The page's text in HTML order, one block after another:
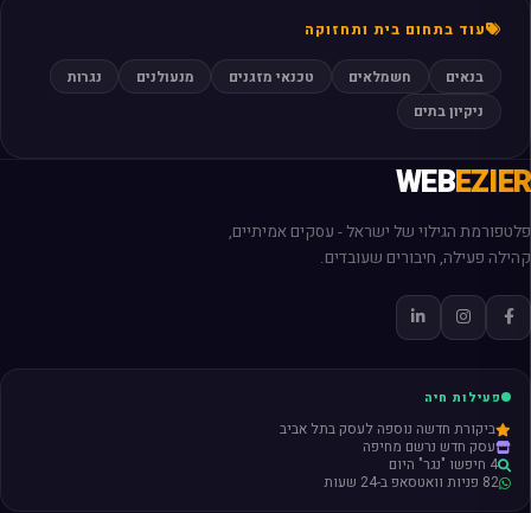
עוד בתחום בית ותחזוקה
בנאים חשמלאים טכנאי מזגנים מנעולנים
נגרות
ניקיון בתים
WEBEZIER
פלטפורמת הגילוי של ישראל - עסקים אמיתיים,
קהילה פעילה, חיבורים שעובדים.
פעילות חיה
ביקורת חדשה נוספה לעסק בתל אביב
עסק חדש נרשם מחיפה
4 חיפשו "נגר" היום
82 פניות וואטסאפ ב-24 שעות